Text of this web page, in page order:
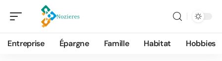
Entreprise Épargne Famille Habitat Hobbies